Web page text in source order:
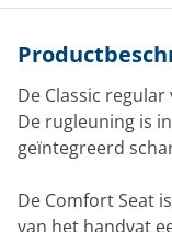
De Classic
De rugleuning is
geïntegreerd
De Comfort Seat
van het handvat